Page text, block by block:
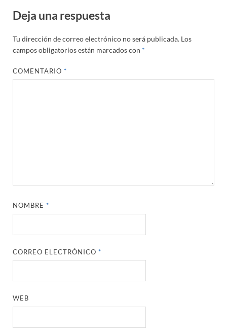
Deja una respuesta
Tu dirección de correo electrónico no será publicada. Los
campos obligatorios están marcados con *
COMENTARIO*
NOMBRE*
CORREO ELECTRÓNICO*
WEB